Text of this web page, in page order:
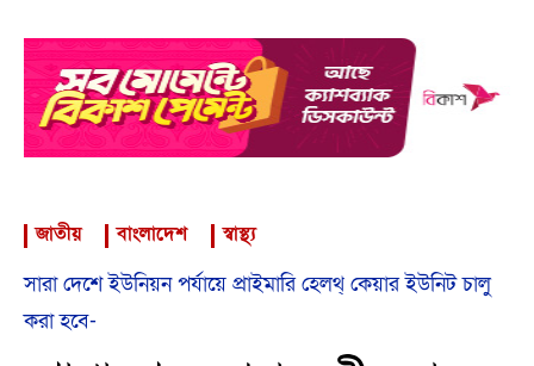
জাতীয় বাংলাদেশ স্বাস্থ্য
সারা দেশে ইউনিয়ন পর্যায়ে প্রাইমারি হেলথ্ কেয়ার ইউনিট চালু
করা হবে-